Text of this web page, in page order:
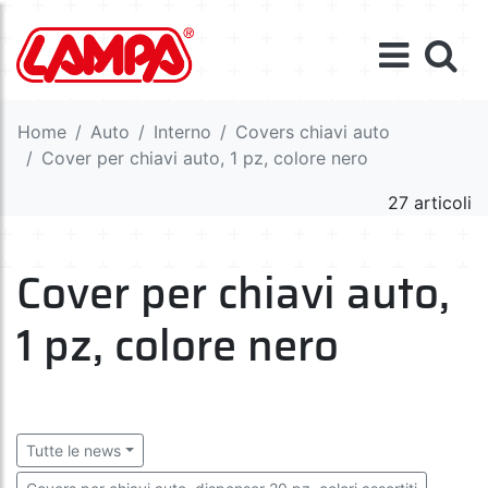
Home Auto Interno
Covers chiavi auto
Cover per chiavi auto, 1 pz, colore nero
27 articoli
Cover per chiavi auto,
1 pz, colore nero
Tutte le news